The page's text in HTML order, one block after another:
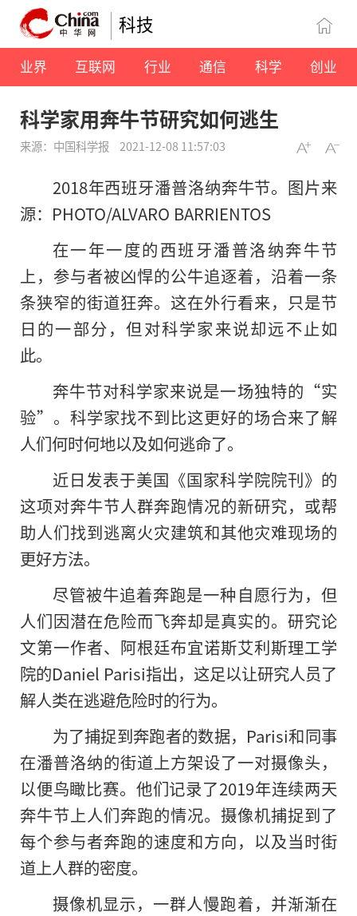
科技
业界 互联网 行业 通信 科学 创业
科学家用奔牛节研究如何逃生
来源：中国科学报 2021-12-08 11:57:03
2018年西班牙潘普洛纳奔牛节。图片来
源：PHOTO/ALVARO BARRIENTOS
在一年一度的西班牙潘普洛纳奔牛节
上，参与者被凶悍的公牛追逐着，沿着一条
条狭窄的街道狂奔。这在外行看来，只是节
日的一部分，但对科学家来说却远不止如
此。
奔牛节对科学家来说是一场独特的“实
验”。科学家找不到比这更好的场合来了解
人们何时何地以及如何逃命了。
近日发表于美国《国家科学院院刊》的
这项对奔牛节人群奔跑情况的新研究，或帮
助人们找到逃离火灾建筑和其他灾难现场的
更好方法。
尽管被牛追着奔跑是一种自愿行为，但
人们因潜在危险而飞奔却是真实的。研究论
文第一作者、阿根廷布宜诺斯艾利斯理工学
院的Daniel Parisi指出，这足以让研究人员了
解人类在逃避危险时的行为。
为了捕捉到奔跑者的数据，Parisi和同事
在潘普洛纳的街道上方架设了一对摄像头，
以便鸟瞰比赛。他们记录了2019年连续两天
奔牛节上人们奔跑的情况。摄像机捕捉到了
每个参与者奔跑的速度和方向，以及当时街
道上人群的密度。
摄像机显示，一群人慢跑着，并渐渐在